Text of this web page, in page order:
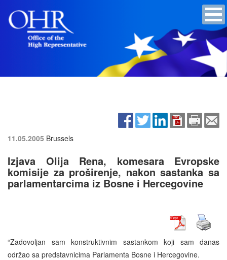
11.05.2005 Brussels
Izjava Olija Rena, komesara Evropske
komisije za proširenje, nakon sastanka sa
parlamentarcima iz Bosne i Hercegovine
“Zadovoljan sam konstruktivnim sastankom koji sam danas
održao sa predstavnicima Parlamenta Bosne i Hercegovine.